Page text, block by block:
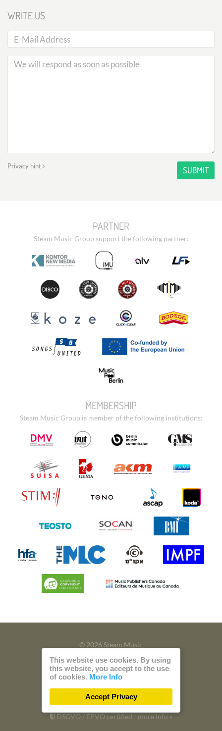
WRITE US
Privacy hint SUBMIT
PARTNER
Steam Music Group support the following partner:
MEMBERSHIP
Steam Music Group is member of the following institutions:
© 2026 Steam Music
Privacy Imprint
Powered by
Care CMSand
DSGVO / EPVO certified - more Info »
This website use cookies. By using
this website, you accept to the use
of cookies. More Info
Accept Privacy